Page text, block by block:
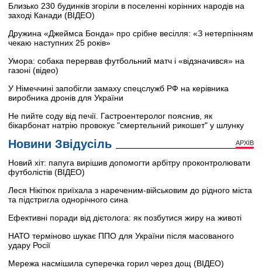
Близько 230 будинків згоріли в поселенні корінних народів на
заході Канади (ВІДЕО)
Дружина «Джеймса Бонда» про срібне весілля: «З нетерпінням
чекаю наступних 25 років»
Умора: собака перервав футбольний матч і «відзначився» на
газоні (відео)
У Німеччині запобігли замаху спецслужб РФ на керівника
виробника дронів для України
Не пийте соду від печії. Гастроентеролог пояснив, як
бікарбонат натрію провокує "смертельний рикошет" у шлунку
Новини Звідусіль АРХІВ
Новий хіт: папуга вирішив допомогти арбітру проконтролювати
футболістів (ВІДЕО)
Леся Нікітюк приїхала з нареченим-військовим до рідного міста
та підстригла однорічного сина
Ефективні поради від дієтолога: як позбутися жиру на животі
НАТО терміново шукає ППО для України після масованого
удару Росії
Мережа насмішила суперечка горил через дощ (ВІДЕО)